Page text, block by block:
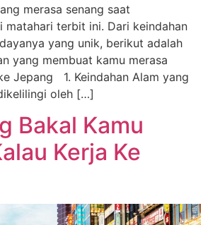
merasa senang saat
matahari terbit ini. Dari keindahan
yang unik, berikut adalah
yang membuat kamu merasa
Jepang 1. Keindahan Alam yang
oleh […]
Bakal Kamu
Kerja Ke